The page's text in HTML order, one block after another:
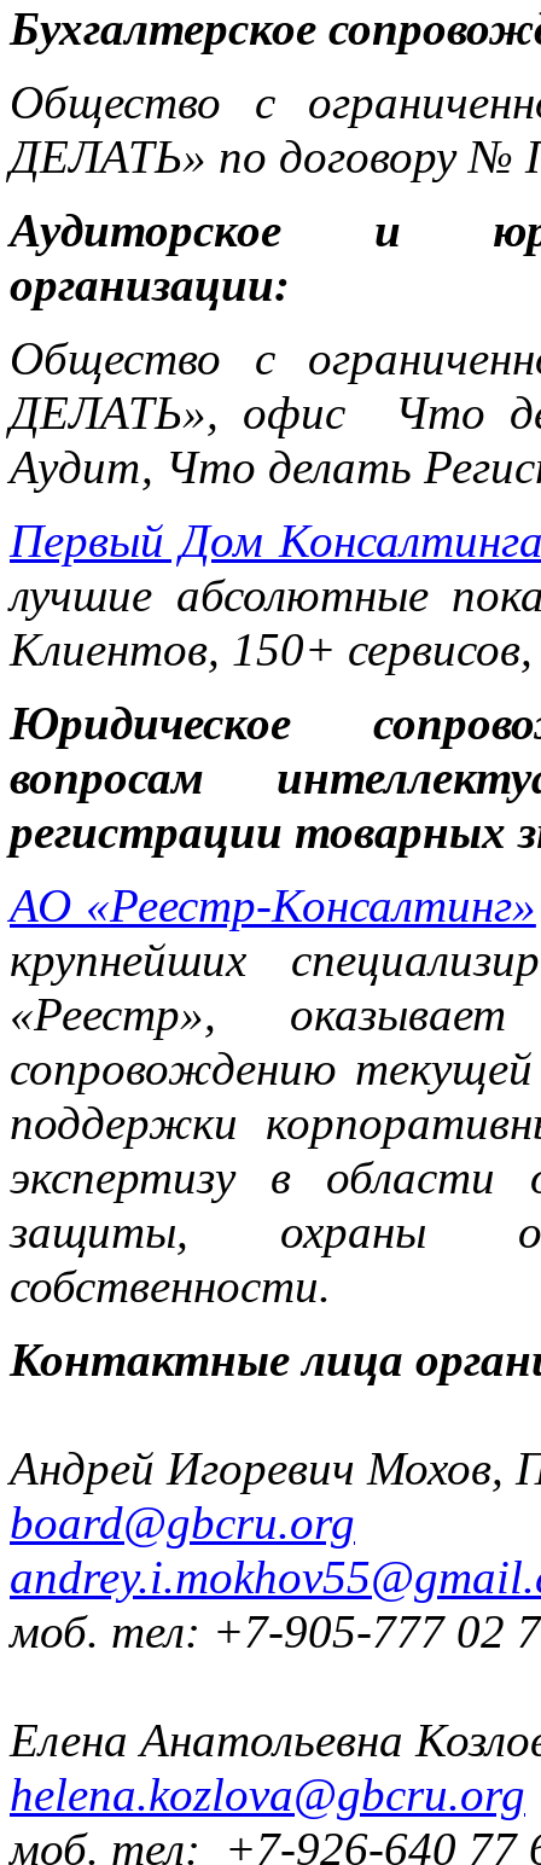
Бухгалтерское
Общество с
ДЕЛАТЬ» по договору
Аудиторское и
организации:
Общество с
ДЕЛАТЬ», офис Что
Аудит, Что делать
Первый Дом
лучшие абсолютные
Клиентов, 150+
Юридическое
вопросам
регистрации товарных
АО «Реестр-Консалтинг»
крупнейших
«Реестр»,
сопровождению
поддержки
экспертизу в области
защиты, охраны
собственности.
Контактные лица
Андрей Игоревич Мохов,
board@gbcru.org
моб. тел: +7-905-777 02
Елена Анатольевна
helena.kozlova@gbcru.org
моб. тел: +7-926-640 77